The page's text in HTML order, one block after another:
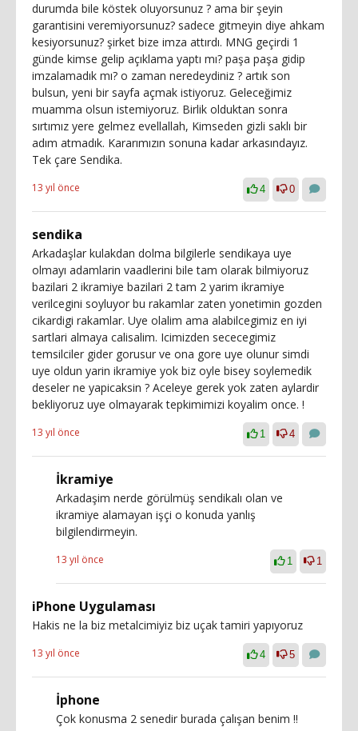
durumda bile köstek oluyorsunuz ? ama bir şeyin
garantisini veremiyorsunuz? sadece gitmeyin diye ahkam
kesiyorsunuz? şirket bize imza attırdı. MNG geçirdi 1
günde kimse gelip açıklama yaptı mı? paşa paşa gidip
imzalamadık mı? o zaman neredeydiniz ? artık son
bulsun, yeni bir sayfa açmak istiyoruz. Geleceğimiz
muamma olsun istemiyoruz. Birlik olduktan sonra
sırtımız yere gelmez evellallah, Kimseden gizli saklı bir
adım atmadık. Kararımızın sonuna kadar arkasındayız.
Tek çare Sendika.
13 yıl önce 4 0
sendika
Arkadaşlar kulakdan dolma bilgilerle sendikaya uye
olmayı adamlarin vaadlerini bile tam olarak bilmiyoruz
bazilari 2 ikramiye bazilari 2 tam 2 yarim ikramiye
verilcegini soyluyor bu rakamlar zaten yonetimin gozden
cikardigi rakamlar. Uye olalim ama alabilcegimiz en iyi
sartlari almaya calisalim. Icimizden sececegimiz
temsilciler gider gorusur ve ona gore uye olunur simdi
uye oldun yarin ikramiye yok biz oyle bisey soylemedik
deseler ne yapicaksin ? Aceleye gerek yok zaten aylardir
bekliyoruz uye olmayarak tepkimimizi koyalim once. !
13 yıl önce 1 4
İkramiye
Arkadaşim nerde görülmüş sendikalı olan ve
ikramiye alamayan işçi o konuda yanlış
bilgilendirmeyin.
13 yıl önce 1 1
iPhone Uygulaması
Hakis ne la biz metalcimiyiz biz uçak tamiri yapıyoruz
13 yıl önce 4 5
İphone
Çok konusma 2 senedir burada çalışan benim !!